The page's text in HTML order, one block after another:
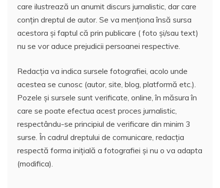
care ilustrează un anumit discurs jurnalistic, dar care
conțin dreptul de autor. Se va menționa însă sursa
acestora și faptul că prin publicare ( foto și/sau text)
nu se vor aduce prejudicii persoanei respective.
Redacția va indica sursele fotografiei, acolo unde
acestea se cunosc (autor, site, blog, platformă etc.).
Pozele și sursele sunt verificate, online, în măsura în
care se poate efectua acest proces jurnalistic,
respectându-se principiul de verificare din minim 3
surse. În cadrul dreptului de comunicare, redacția
respectă forma inițială a fotografiei și nu o va adapta
(modifica).